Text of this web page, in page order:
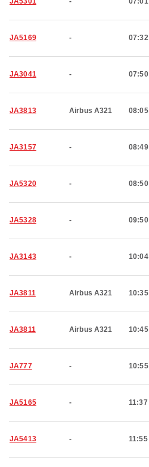
JA5169 - 07:32
JA3041 - 07:50
JA3813 Airbus A321 08:05
JA3157 - 08:49
JA5320 - 08:50
JA5328 - 09:50
JA3143 - 10:04
JA3811 Airbus A321 10:35
JA3811 Airbus A321 10:45
JA777 - 10:55
JA5165 - 11:37
JA5413 - 11:55